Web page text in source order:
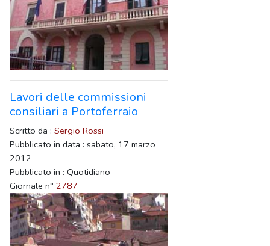
Lavori delle commissioni
consiliari a Portoferraio
Scritto da : Sergio Rossi
Pubblicato in data : sabato, 17 marzo
2012
Pubblicato in : Quotidiano
Giornale n° 2787